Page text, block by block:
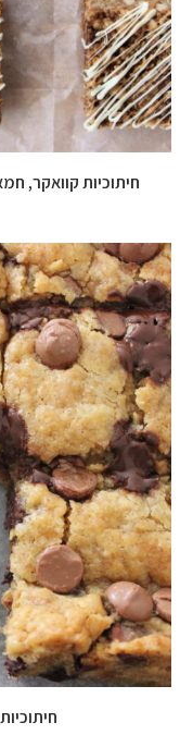
חיתוכיות קוואקר,